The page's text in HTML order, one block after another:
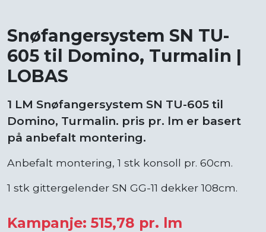
Snøfangersystem SN TU-
605 til Domino, Turmalin |
LOBAS
1 LM Snøfangersystem SN TU-605 til
Domino, Turmalin. pris pr. lm er basert
på anbefalt montering.
Anbefalt montering, 1 stk konsoll pr. 60cm.
1 stk gittergelender SN GG-11 dekker 108cm.
Kampanje: 515,78 pr. lm